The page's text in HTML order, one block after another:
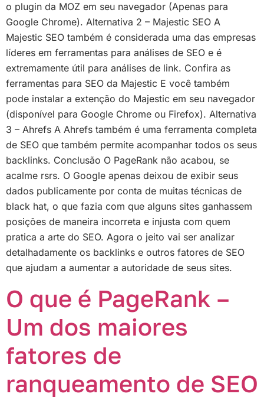
o plugin da MOZ em seu navegador (Apenas para
Google Chrome). Alternativa 2 – Majestic SEO A
Majestic SEO também é considerada uma das empresas
líderes em ferramentas para análises de SEO e é
extremamente útil para análises de link. Confira as
ferramentas para SEO da Majestic E você também
pode instalar a extenção do Majestic em seu navegador
(disponível para Google Chrome ou Firefox). Alternativa
3 – Ahrefs A Ahrefs também é uma ferramenta completa
de SEO que também permite acompanhar todos os seus
backlinks. Conclusão O PageRank não acabou, se
acalme rsrs. O Google apenas deixou de exibir seus
dados publicamente por conta de muitas técnicas de
black hat, o que fazia com que alguns sites ganhassem
posições de maneira incorreta e injusta com quem
pratica a arte do SEO. Agora o jeito vai ser analizar
detalhadamente os backlinks e outros fatores de SEO
que ajudam a aumentar a autoridade de seus sites.
O que é PageRank –
Um dos maiores
fatores de
ranqueamento de SEO